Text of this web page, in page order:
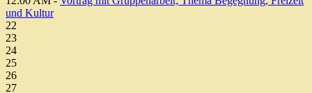
und Kultur
22
23
24
25
26
27